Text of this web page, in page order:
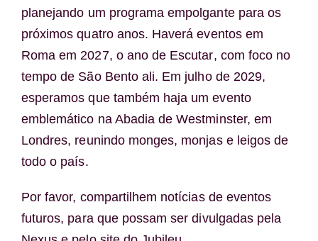
planejando um programa empolgante para os
próximos quatro anos. Haverá eventos em
Roma em 2027, o ano de Escutar, com foco no
tempo de São Bento ali. Em julho de 2029,
esperamos que também haja um evento
emblemático na Abadia de Westminster, em
Londres, reunindo monges, monjas e leigos de
todo o país.
Por favor, compartilhem notícias de eventos
futuros, para que possam ser divulgadas pela